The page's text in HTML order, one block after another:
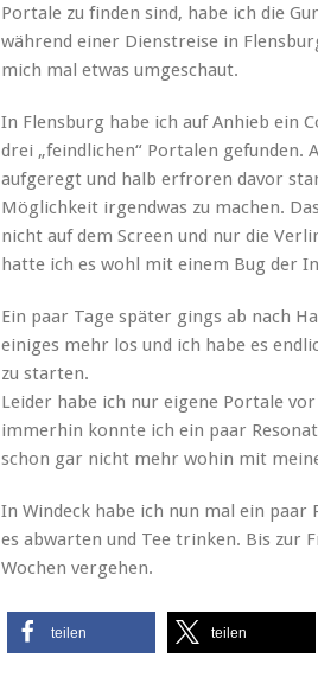
Portale zu finden sind, habe ich die
während einer Dienstreise in
mich mal etwas umgeschaut.
In Flensburg habe ich auf Anhieb ein
drei „feindlichen“ Portalen gefunden.
aufgeregt und halb erfroren davor
Möglichkeit irgendwas zu machen.
nicht auf dem Screen und nur die
hatte ich es wohl mit einem Bug der
Ein paar Tage später gings ab nach
einiges mehr los und ich habe es
zu starten.
Leider habe ich nur eigene Portale
immerhin konnte ich ein paar
schon gar nicht mehr wohin mit
In Windeck habe ich nun mal ein
es abwarten und Tee trinken. Bis zur
Wochen vergehen.
teilen teilen